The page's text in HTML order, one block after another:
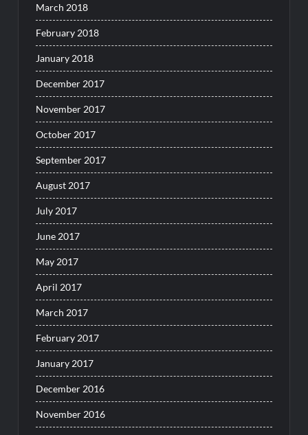
March 2018
February 2018
January 2018
December 2017
November 2017
October 2017
September 2017
August 2017
July 2017
June 2017
May 2017
April 2017
March 2017
February 2017
January 2017
December 2016
November 2016